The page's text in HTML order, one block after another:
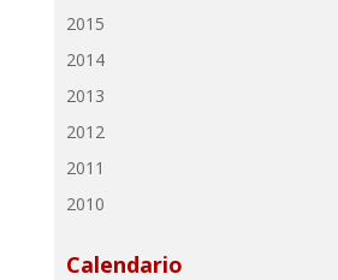
2015
2014
2013
2012
2011
2010
Calendario